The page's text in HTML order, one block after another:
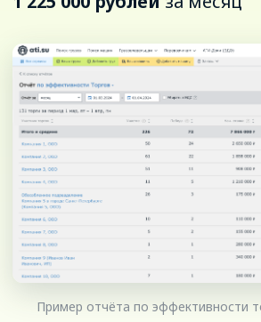
Логист может проводить несколько
на звонки, записывать ставки
и договариваться о перевозке —
победитель определяется
автоматически, и ему отправляется
предложение взять груз
Уже экономят
на логистике с Торгами